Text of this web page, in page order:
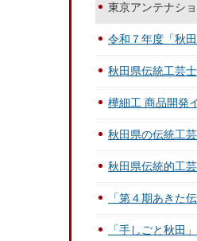
東京アンテナシ
令和７年度「秋
秋田県伝統工芸
樺細工 商品開発
秋田県の伝統工
秋田県伝統的工
「第４期あきた
「手しごと秋田